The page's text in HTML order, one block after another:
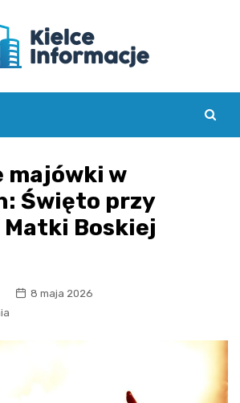
majówki w
Święto przy
Boskiej
8 maja 2026